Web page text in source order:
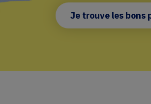
Je trouve les bons